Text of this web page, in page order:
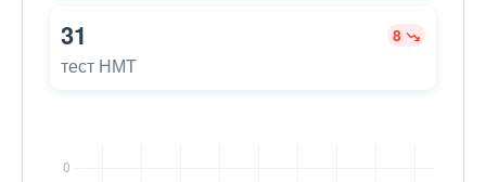
31 8
тест НМТ